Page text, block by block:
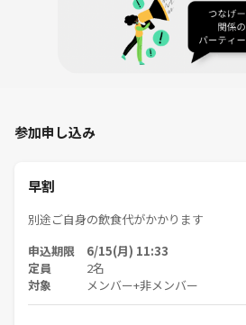
参加申し込み
早割
別途ご自身の飲食代がかかります
申込期限 6/15(月) 11:33
定員 2名
対象 メンバー+非メンバー